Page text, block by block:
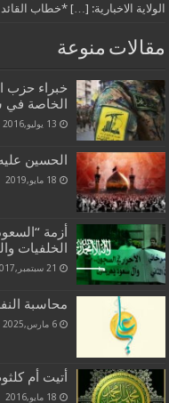
الولاية الاخبارية: […] *خطاب
مقالات منوعة
خبراء حزب
الخاصة في
13 يوليو,2016
الحسين
18 مايو,2019
أزمة
الخلفيات
21 سبتمبر,2017
محاسبة
6 مارس,2025
أتيت أم
18 مايو,2016